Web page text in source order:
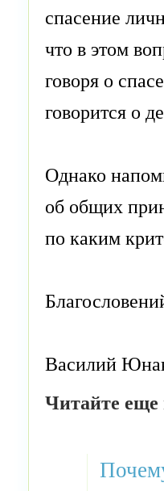
спасение
что в этом
говоря о
говорится о
Однако
об общих
по каким
Василий
Читайте